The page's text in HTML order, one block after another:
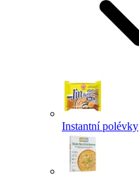
Instantní polévky